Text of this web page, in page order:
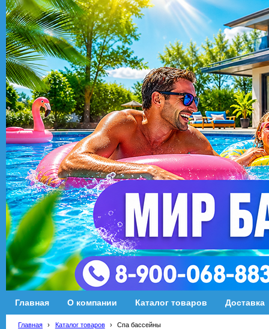
Главная О компании Каталог товаров Доставка
Главная › Каталог товаров › Спа бассейны